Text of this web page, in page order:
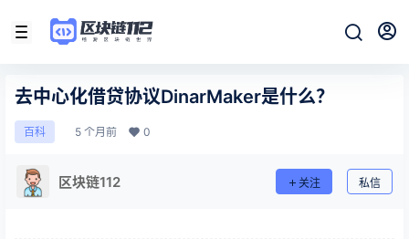
去中心化借贷协议DinarMaker是什么？
百科 5 个月前 0
区块链112 关注 私信